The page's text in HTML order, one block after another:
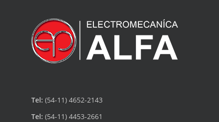
Tel: (54-11) 4652-2143
Tel: (54-11) 4453-2661